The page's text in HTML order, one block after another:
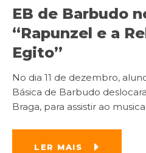
EB de Barbudo
“Rapunzel e a
Egito”
No dia 11 de dezembro,
Básica de Barbudo
Braga, para assistir ao
LER MAIS